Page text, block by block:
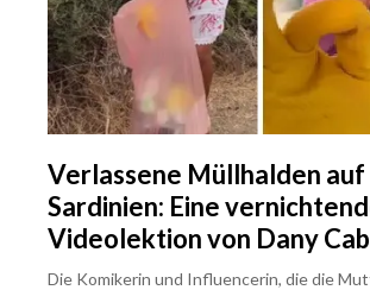
Verlassene Müllhalden auf
Sardinien: Eine
Videolektion von Dany
Die Komikerin und Influencerin, die die